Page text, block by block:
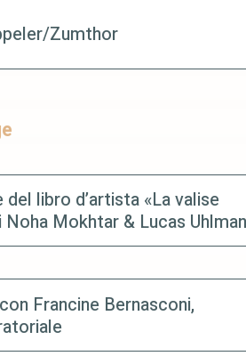
Zumthor
libro d’artista «La valise
Noha Mokhtar & Lucas
Francine Bernasconi,